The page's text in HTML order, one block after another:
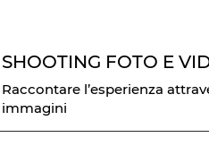
SHOOTING FOTO E
Raccontare l’esperienza
immagini